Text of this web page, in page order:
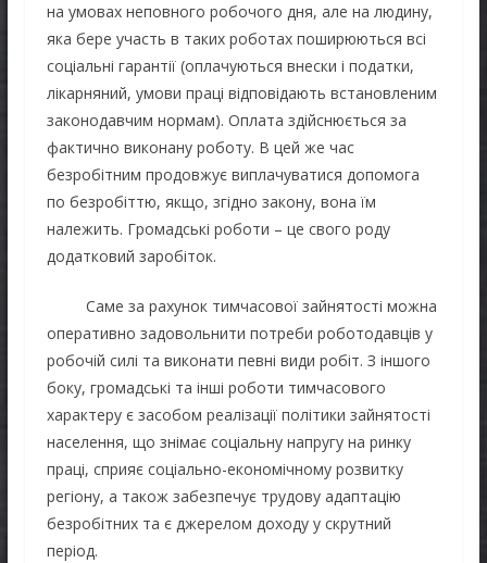
на умовах неповного робочого дня, але на людину,
яка бере участь в таких роботах поширюються всі
соціальні гарантії (оплачуються внески і податки,
лікарняний, умови праці відповідають встановленим
законодавчим нормам). Оплата здійснюється за
фактично виконану роботу. В цей же час
безробітним продовжує виплачуватися допомога
по безробіттю, якщо, згідно закону, вона їм
належить. Громадські роботи – це свого роду
додатковий заробіток.
Саме за рахунок тимчасової зайнятості можна
оперативно задовольнити потреби роботодавців у
робочій силі та виконати певні види робіт. З іншого
боку, громадські та інші роботи тимчасового
характеру є засобом реалізації політики зайнятості
населення, що знімає соціальну напругу на ринку
праці, сприяє соціально-економічному розвитку
регіону, а також забезпечує трудову адаптацію
безробітних та є джерелом доходу у скрутний
період.